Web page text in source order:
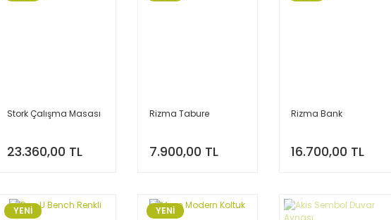
Stork Çalışma Masası
23.360,00 TL
Rizma Tabure
7.900,00 TL
Rizma Bank
16.700,00 TL
YENİ YENİ